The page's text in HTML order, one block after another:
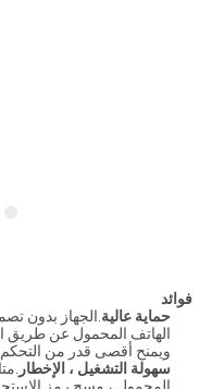
فوائد
حماية عالية.الجهاز بدون
الهاتف المحمول عن طريق
ويمنح أقصى قدر من
سهولة التشغيل ، الإخطار